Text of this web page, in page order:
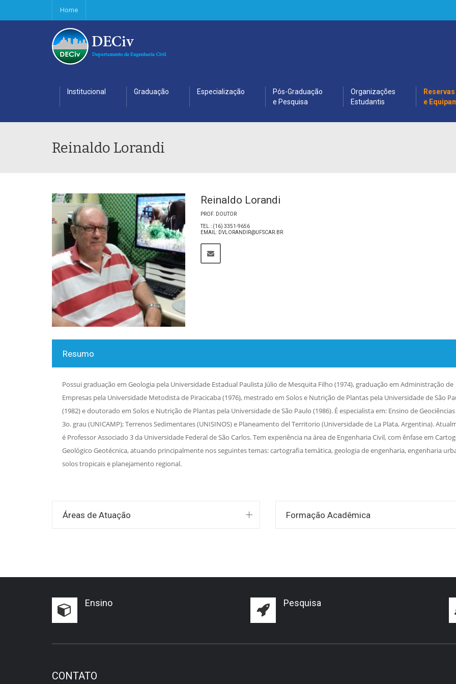
Home
Institucional Graduação Especialização
Pós-Graduação
e Pesquisa
Organizações
Estudantis
e
Reinaldo Lorandi
Reinaldo Lorandi
PROF. DOUTOR
TEL.: (16) 3351-9656
EMAIL: DVLORANDIR@UFSCAR.BR
Resumo
Possui graduação em Geologia pela Universidade Estadual Paulista Júlio de Mesquita Filho (1974), graduação em Administração de
Empresas pela Universidade Metodista de Piracicaba (1976), mestrado em Solos e Nutrição de Plantas pela Universidade de São
(1982) e doutorado em Solos e Nutrição de Plantas pela Universidade de São Paulo (1986). É especialista em: Ensino de
3o. grau (UNICAMP); Terrenos Sedimentares (UNISINOS) e Planeamento del Territorio (Universidade de La Plata, Argentina).
é Professor Associado 3 da Universidade Federal de São Carlos. Tem experiência na área de Engenharia Civil, com ênfase em
Geológico Geotécnica, atuando principalmente nos seguintes temas: cartografia temática, geologia de engenharia, engenharia
solos tropicais e planejamento regional.
Áreas de Atuação Formação Acadêmica
Ensino Pesquisa
CONTATO